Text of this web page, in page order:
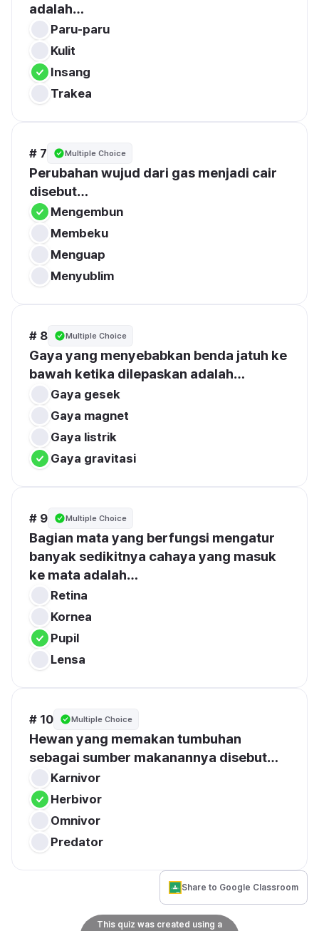
adalah…
Paru-paru
Kulit
Insang
Trakea
# 7 Multiple Choice
Perubahan wujud dari gas menjadi cair
disebut…
Mengembun
Membeku
Menguap
Menyublim
# 8 Multiple Choice
Gaya yang menyebabkan benda jatuh ke
bawah ketika dilepaskan adalah…
Gaya gesek
Gaya magnet
Gaya listrik
Gaya gravitasi
# 9 Multiple Choice
Bagian mata yang berfungsi mengatur
banyak sedikitnya cahaya yang masuk
ke mata adalah…
Retina
Kornea
Pupil
Lensa
# 10 Multiple Choice
Hewan yang memakan tumbuhan
sebagai sumber makanannya disebut…
Karnivor
Herbivor
Omnivor
Predator
Share to Google Classroom
This quiz was created using a